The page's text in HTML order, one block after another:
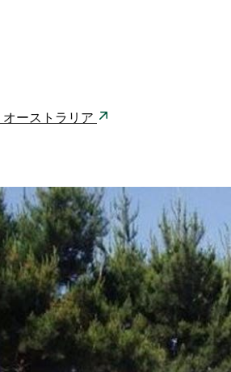
ーストラリア